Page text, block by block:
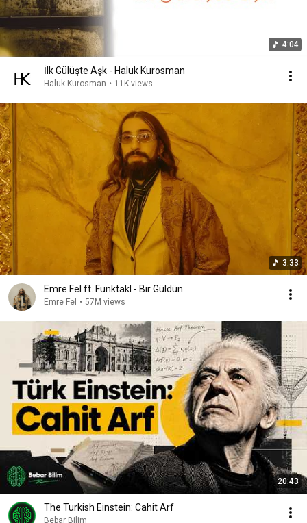
4:04
İlk Gülüşte Aşk - Haluk Kurosman
Haluk Kurosman • 11K views
3:33
Emre Fel ft. Funktakl - Bir Güldün
Emre Fel • 57M views
20:43
The Turkish Einstein: Cahit Arf
Bebar Bilim